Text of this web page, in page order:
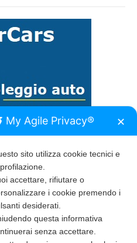
My Agile Privacy® ✕
sito utilizza cookie tecnici e
accettare, rifiutare o
i cookie premendo i
desiderati.
questa informativa
senza accettare.